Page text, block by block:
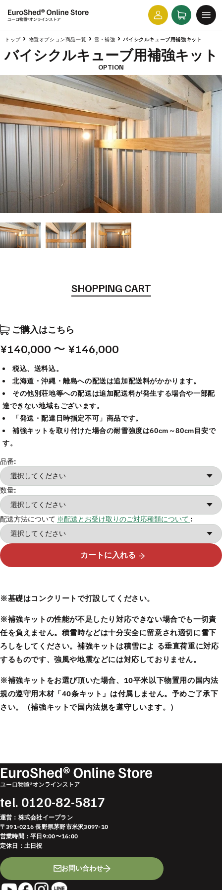
ンツに
進む
グ
イ
ー
ト
トップ 物置オプション商品一覧 雪・補強 バイシクルキューブ用補強キット
バイシクルキューブ用補強キット
OPTION
SHOPPING CART
ご購入はこちら
¥140,000 〜 ¥146,000
税込、送料込。
北海道・沖縄・離島への配送は追加配送料がかかります。
その他別荘地等への配送は追加配送料が発生する場合や一部配
達できない地域もございます。
「発送・配達日時指定不可」商品です。
補強キットを取り付けた場合の耐雪強度は60cm～80cm目安で
す。
品番:
数量:
配送方法について ※配送とお受け取りのご対応種類について :
カートに入れる
※基礎はコンクリートで打設してください。
※補強キットの性能が不足したり対応できない場合でも一切責
任を負えません。積雪時などは十分安全に留意され適切に雪下
ろしをしてください。補強キットは積雪によ る垂直荷重に対応
するものです、強風や地震などには対応しておりません。
※補強キットをお選び頂いた場合、10平米以下物置用の国内法
規の遵守用木材「40条キット」は付属しません。予めご了承下
さい。（補強キットで国内法規を遵守しいます。）
tel. 0120-82-5817
運営：株式会社イープラン
〒391-0216 長野県茅野市米沢3097-10
営業時間：平日9:00〜16:00
定休日：土日祝
お問い合わせ